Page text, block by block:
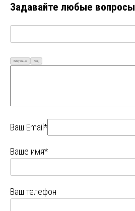
Задавайте любые вопросы
Визуально Код
Ваш Email*
Ваше имя*
Ваш телефон